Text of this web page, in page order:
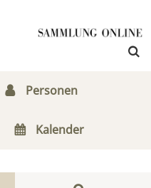
Personen
Kalender